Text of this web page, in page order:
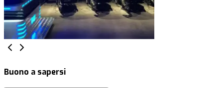
Buono a sapersi